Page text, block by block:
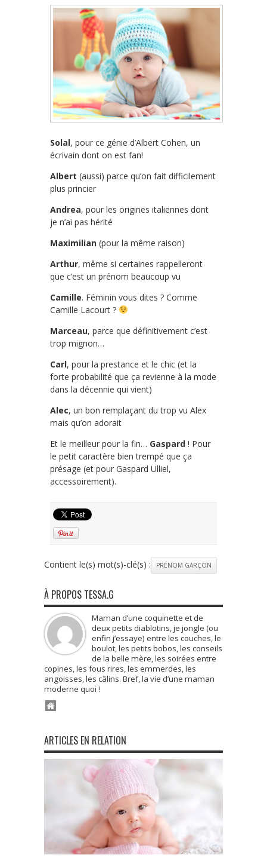
Solal, pour ce génie d’Albert Cohen, un
écrivain dont on est fan!
Albert (aussi) parce qu’on fait difficilement
plus princier
Andrea, pour les origines italiennes dont
je n’ai pas hérité
Maximilian (pour la même raison)
Arthur, même si certaines rappelleront
que c’est un prénom beaucoup vu
Camille. Féminin vous dites ? Comme
Camille Lacourt ?
Marceau, parce que définitivement c’est
trop mignon…
Carl, pour la prestance et le chic (et la
forte probabilité que ça revienne à la mode
dans la décennie qui vient)
Alec, un bon remplaçant du trop vu Alex
mais qu’on adorait
Et le meilleur pour la fin… Gaspard ! Pour
le petit caractère bien trempé que ça
présage (et pour Gaspard Ulliel,
accessoirement).
Contient le(s) mot(s)-clé(s) : PRÉNOM GARÇON
À PROPOS TESSA.G
Maman d’une coquinette et de
deux petits diablotins, je jongle (ou
enfin j’essaye) entre les couches, le
boulot, les petits bobos, les conseils
de la belle mère, les soirées entre
copines, les fous rires, les emmerdes, les
angoisses, les câlins. Bref, la vie d’une maman
moderne quoi !
ARTICLES EN RELATION